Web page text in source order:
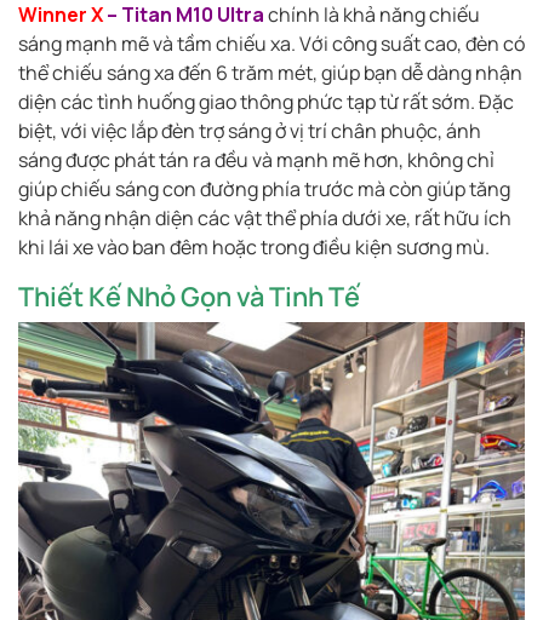
Winner X– Titan M10 Ultrachính là khả năng chiếu
sáng mạnh mẽ và tầm chiếu xa. Với công suất cao, đèn có
thể chiếu sáng xa đến 6 trăm mét, giúp bạn dễ dàng nhận
diện các tình huống giao thông phức tạp từ rất sớm. Đặc
biệt, với việc lắp đèn trợ sáng ở vị trí chân phuộc, ánh
sáng được phát tán ra đều và mạnh mẽ hơn, không chỉ
giúp chiếu sáng con đường phía trước mà còn giúp tăng
khả năng nhận diện các vật thể phía dưới xe, rất hữu ích
khi lái xe vào ban đêm hoặc trong điều kiện sương mù.
Thiết Kế Nhỏ Gọn và Tinh Tế